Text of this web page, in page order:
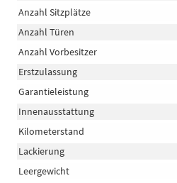
Anzahl Sitzplätze
Anzahl Türen
Anzahl Vorbesitzer
Erstzulassung
Garantieleistung
Innenausstattung
Kilometerstand
Lackierung
Leergewicht